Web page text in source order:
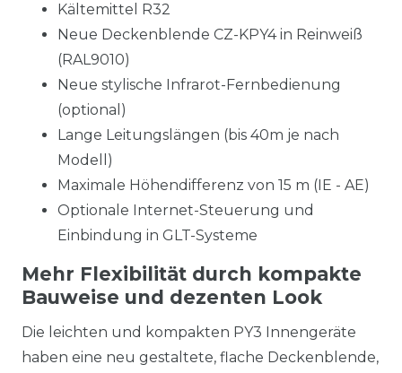
Kältemittel R32
Neue Deckenblende CZ-KPY4 in Reinweiß
(RAL9010)
Neue stylische Infrarot-Fernbedienung
(optional)
Lange Leitungslängen (bis 40m je nach
Modell)
Maximale Höhendifferenz von 15 m (IE - AE)
Optionale Internet-Steuerung und
Einbindung in GLT-Systeme
Mehr Flexibilität durch kompakte
Bauweise und dezenten Look
Die leichten und kompakten PY3 Innengeräte
haben eine neu gestaltete, flache Deckenblende,